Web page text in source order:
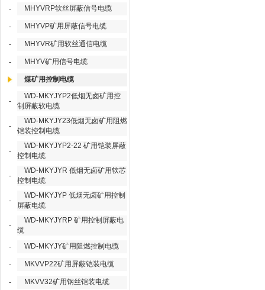
- MHYVRP软丝屏蔽信号电缆
- MHYVP矿用屏蔽信号电缆
- MHYVR矿用软丝通信电缆
- MHYV矿用信号电缆
煤矿用控制电缆
-
WD-MKYJYP2低烟无卤矿用控
制屏蔽软电缆
-
WD-MKYJY23低烟无卤矿用阻燃
铠装控制电缆
-
WD-MKYJYP2-22 矿用铠装屏蔽
控制电缆
-
WD-MKYJYR 低烟无卤矿用软芯
控制电缆
-
WD-MKYJYP 低烟无卤矿用控制
屏蔽电缆
-
WD-MKYJYRP 矿用控制屏蔽电
缆
-
WD-MKYJY矿用阻燃控制电缆
- MKVVP22矿用屏蔽铠装电缆
- MKVV32矿用钢丝铠装电缆